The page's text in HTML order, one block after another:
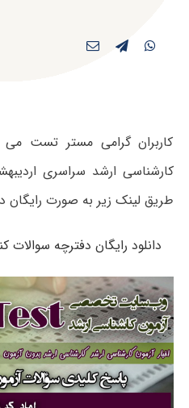
کاربران گرامی مستر تست
طریق لینک زیر به صورت رایگان
دانلود رایگان دفترچه سوالات